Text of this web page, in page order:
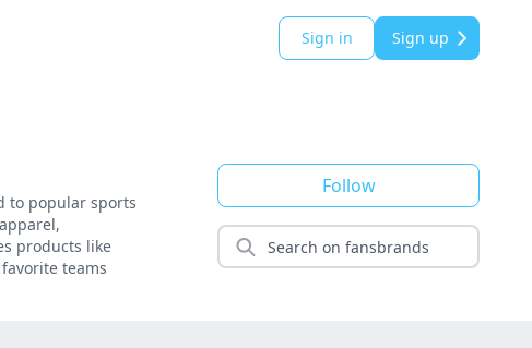
Sign in Sign up
to popular sports
products like
teams
Follow